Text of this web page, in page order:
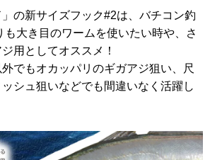
」の新サイズフック#2は、バチコン釣
大き目のワームを使いたい時や、さ
用としてオススメ！
でもオカッパリのギガアジ狙い、尺
シュ狙いなどでも間違いなく活躍し